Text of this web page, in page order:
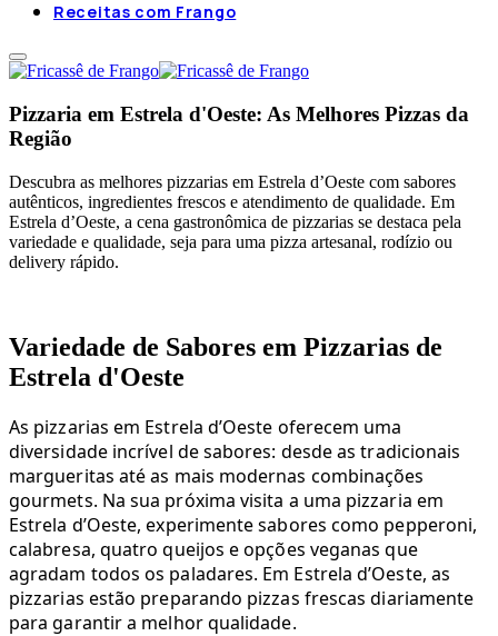
Receitas com Frango
Pizzaria em Estrela d'Oeste: As Melhores Pizzas da
Região
Descubra as melhores pizzarias em Estrela d’Oeste com sabores
autênticos, ingredientes frescos e atendimento de qualidade. Em
Estrela d’Oeste, a cena gastronômica de pizzarias se destaca pela
variedade e qualidade, seja para uma pizza artesanal, rodízio ou
delivery rápido.
Variedade de Sabores em Pizzarias de
Estrela d'Oeste
As pizzarias em Estrela d’Oeste oferecem uma
diversidade incrível de sabores: desde as tradicionais
margueritas até as mais modernas combinações
gourmets. Na sua próxima visita a uma pizzaria em
Estrela d’Oeste, experimente sabores como pepperoni,
calabresa, quatro queijos e opções veganas que
agradam todos os paladares. Em Estrela d’Oeste, as
pizzarias estão preparando pizzas frescas diariamente
para garantir a melhor qualidade.